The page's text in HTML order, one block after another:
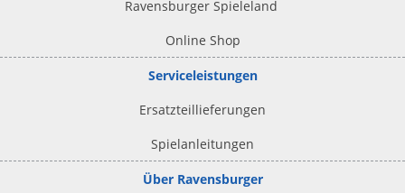
Ravensburger Spieleland
Online Shop
Serviceleistungen
Ersatzteillieferungen
Spielanleitungen
Über Ravensburger